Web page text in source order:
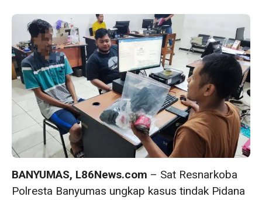
BANYUMAS, L86News.com – Sat Resnarkoba
Polresta Banyumas ungkap kasus tindak Pidana